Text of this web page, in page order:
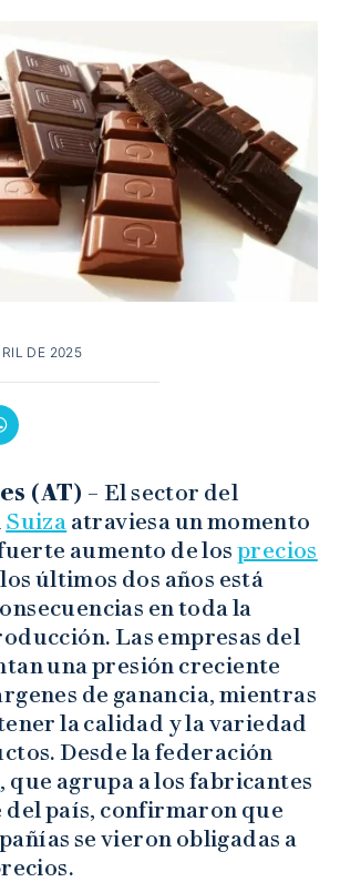
DE 2025
(AT) – El sector del
Suiza atraviesa un momento
aumento de los precios
últimos dos años está
en toda la
Las empresas del
una presión creciente
de ganancia, mientras
la calidad y la variedad
Desde la federación
, que agrupa a los fabricantes
del país, confirmaron que
se vieron obligadas a